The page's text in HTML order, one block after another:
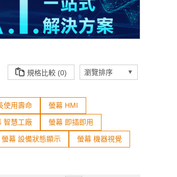
規格比較 (0)
使用壽命 螢幕 HMI
智慧工廠 螢幕 即插即用
螢幕 設備狀態顯示 螢幕 機器視覺